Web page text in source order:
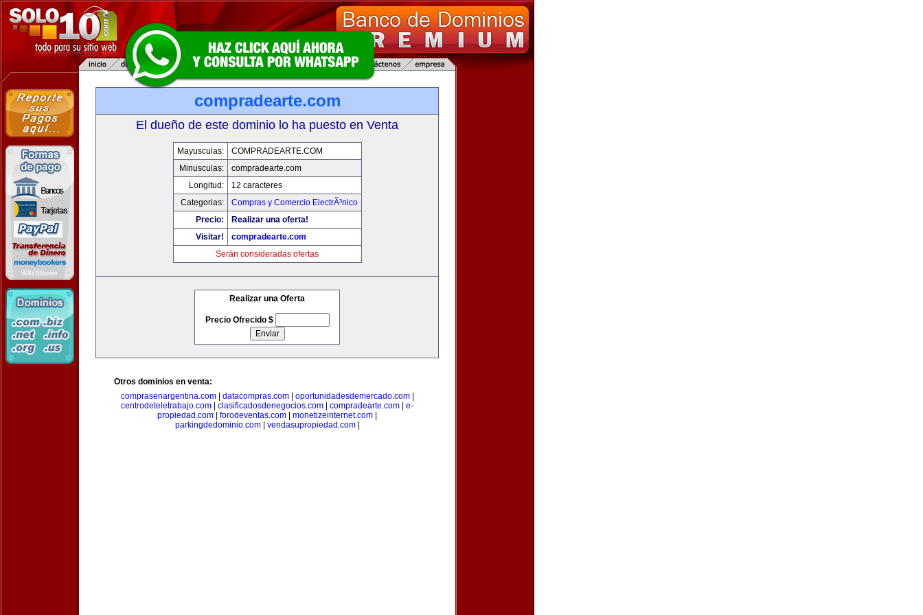
compradearte.com
El dueño de este dominio lo ha puesto en Venta
Mayusculas:
COMPRADEARTE.COM
Minusculas:
compradearte.com
Longitud:
12 caracteres
Categorias:
Compras y Comercio ElectrÃ³nico
Precio:
Realizar una oferta!
Visitar!
compradearte.com
Serán consideradas ofertas
Realizar una Oferta
Precio Ofrecido $
Otros dominios en venta:
comprasenargentina.com| datacompras.com| oportunidadesdemercado.com|
centrodeteletrabajo.com
clasificadosdenegocios.com compradearte.com
e-
propiedad.com
forodeventas.com monetizeinternet.com
parkingdedominio.com| vendasupropiedad.com|